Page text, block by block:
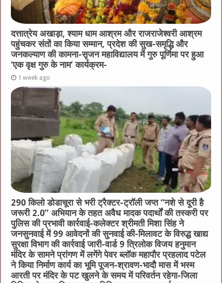
दत्तात्रेय अखाड़ा, श्याम धाम आश्रम और राजराजेश्वरी आश्रम
पहुंचकर संतों का किया सम्मान, प्रदेश की सुख-समृद्धि और
जनकल्याण की कामना-सृजन महाविद्यालय में गुरु पूर्णिमा पर हुआ
‘एक वृक्ष गुरु के नाम’ कार्यक्रम-
1 week ago
290 किलो डोडाचूरा से भरी ट्रैक्टर-ट्रॉली जप्त “नशे से दूरी है
जरूरी 2.0” अभियान के तहत अवैध मादक पदार्थों की तस्करी पर
पुलिस की प्रभावी कार्रवाई-कलेक्टर श्रीमती मिशा सिंह ने
जनसुनवाई में 99 आवेदनों की सुनवाई की-मिलावट के विरुद्ध खाद्य
सुरक्षा विभाग की कार्रवाई जारी-वार्ड 9 त्रिलोक विजय हनुमान
मंदिर के सामने प्रांगण में लगेंगे पेवर ब्लॉक महापौर प्रहलाद पटेल
ने किया निर्माण कार्य का भूमि पूजन-श्रावण-भादौ मास में भस्म
आरती पर मंदिर के पट खुलने के समय में परिवर्तन रहेगा-जिला